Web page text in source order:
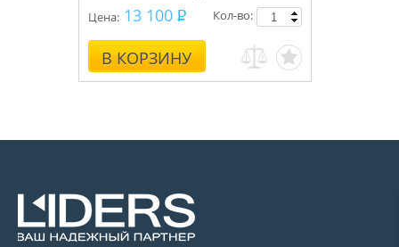
Цена: 13 100
В КОРЗИНУ
Кол-во: